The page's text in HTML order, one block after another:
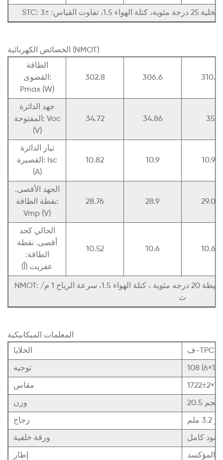
الخصائص الكهربائية (NMOT)
الطاقة
القصوى:
Pmax (W)
302.8 306.6 310.3
جهد الدائرة
المفتوحة: Voc
(V)
34.72 34.86 35
تيار الدائرة
القصيرة: Isc
(A)
10.82 10.9 10.97
الجهد الأقصى.
نقطة الطاقة:
Vmp (V)
28.76 28.9 29.04
الحالي كحد
أقصى. نقطة
الطاقة:
عفريت (أ)
10.52 10.6 10.68
20 درجه مئوية
، كتلة الهواء 1.5، سرعة الرياح 1 م/
ث
المعلمات الميكانيكية
الخلايا
ف-TPC
توجيه 108 (6×18)
مقاس
وزن 20.5 كجم
زجاج
ورقة خلفية كامل
إطار المؤكسد